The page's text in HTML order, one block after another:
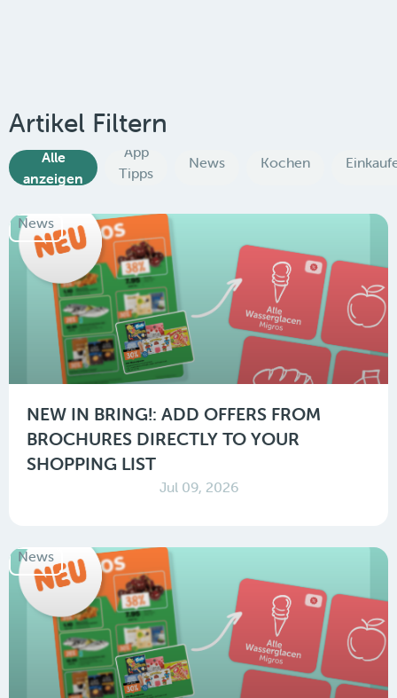
Artikel Filtern
Alle
anzeigen
App
Tipps
News Kochen
News
NEW IN BRING!: ADD OFFERS FROM
BROCHURES DIRECTLY TO YOUR
SHOPPING LIST
Jul 09, 2026
News